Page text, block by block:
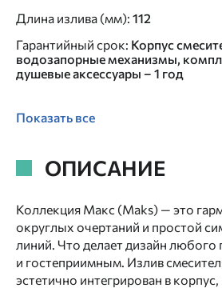
Длина излива (мм): 112
Гарантийный срок: Корпус
водозапорные механизмы,
душевые аксессуары – 1 год
Показать все
ОПИСАНИЕ
Коллекция Макс (Maks) — это
округлых очертаний и простой
линий. Что делает дизайн
и гостеприимным. Излив
эстетично интегрирован в корпус,